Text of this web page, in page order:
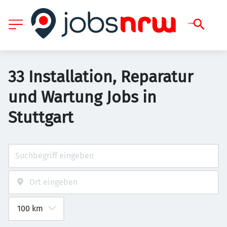
33 Installation, Reparatur
und Wartung Jobs in
Stuttgart